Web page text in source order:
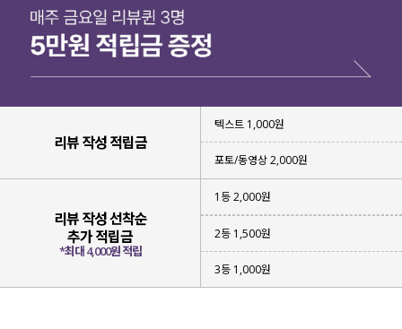
리뷰 작성 적립금
텍스트 1,000원
포토/동영상 2,000원
리뷰 작성 선착순
추가 적립금
*최대 4,000원 적립
1등 2,000원
2등 1,500원
3등 1,000원